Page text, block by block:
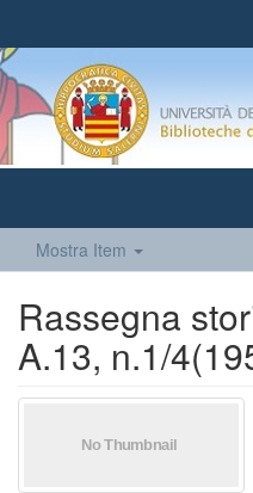
Mostra Item
Rassegna
A.13, n.1/